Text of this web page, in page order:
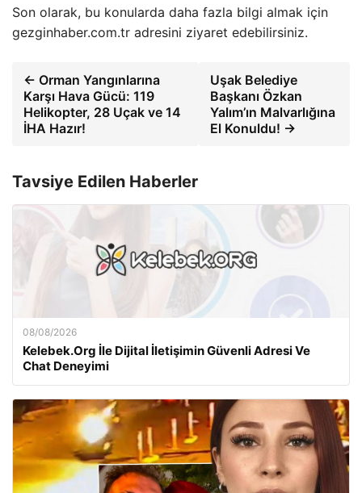
Son olarak, bu konularda daha fazla bilgi almak için
gezginhaber.com.tr adresini ziyaret edebilirsiniz.
← Orman Yangınlarına
Karşı Hava Gücü: 119
Helikopter, 28 Uçak ve 14
İHA Hazır!
Uşak Belediye
Başkanı Özkan
Yalım’ın Malvarlığına
El Konuldu! →
Tavsiye Edilen Haberler
08/08/2026
Kelebek.Org İle Dijital İletişimin Güvenli Adresi Ve
Chat Deneyimi